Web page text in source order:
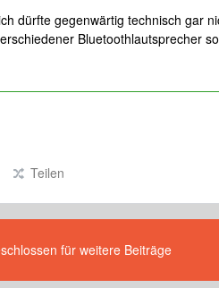
dürfte gegenwärtig technisch gar
Bluetoothlautsprecher
Teilen
für weitere Beiträge